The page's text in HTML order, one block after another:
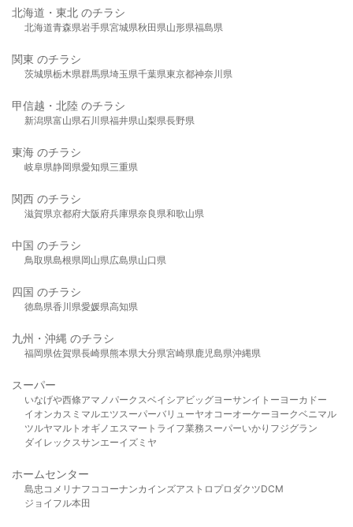
北海道・東北 のチラシ
北海道青森県岩手県宮城県秋田県山形県福島県
関東 のチラシ
茨城県栃木県群馬県埼玉県千葉県東京都神奈川県
甲信越・北陸 のチラシ
新潟県富山県石川県福井県山梨県長野県
東海 のチラシ
岐阜県静岡県愛知県三重県
関西 のチラシ
滋賀県京都府大阪府兵庫県奈良県和歌山県
中国 のチラシ
鳥取県島根県岡山県広島県山口県
四国 のチラシ
徳島県香川県愛媛県高知県
九州・沖縄 のチラシ
福岡県佐賀県長崎県熊本県大分県宮崎県鹿児島県沖縄県
スーパー
いなげや西條アマノパークスベイシア ビッグヨーサンイトーヨーカドー
イオンカスミ マルエツスーパーバリューヤオコーオーケー ヨークベニマル
ツルヤマルト オギノ エスマート ライフ業務スーパーいかり フジグラン
ダイレックスサンエーイズミヤ
ホームセンター
島忠 コメリ ナフコ コーナンカインズアストロプロダクツDCM
ジョイフル本田